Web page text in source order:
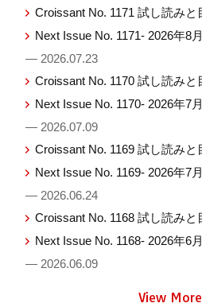
Croissant No. 1171 試し読みと
Next Issue No. 1171- 2026年8
— 2026.07.23
Croissant No. 1170 試し読みと
Next Issue No. 1170- 2026年7
— 2026.07.09
Croissant No. 1169 試し読みと
Next Issue No. 1169- 2026年7
— 2026.06.24
Croissant No. 1168 試し読みと
Next Issue No. 1168- 2026年6
— 2026.06.09
View More